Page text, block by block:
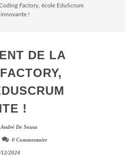
Factory, école EduScrum
innovante !
DE LA
!
André De Sousa
0 Commentaire
2024